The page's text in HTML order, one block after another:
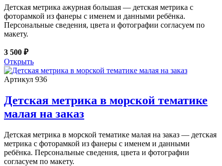
Детская метрика ажурная большая — детская метрика с
фоторамкой из фанеры с именем и данными ребёнка.
Персональные сведения, цвета и фотографии согласуем по
макету.
3 500 ₽
Открыть
Артикул 936
Детская метрика в морской тематике
малая на заказ
Детская метрика в морской тематике малая на заказ — детская
метрика с фоторамкой из фанеры с именем и данными
ребёнка. Персональные сведения, цвета и фотографии
согласуем по макету.